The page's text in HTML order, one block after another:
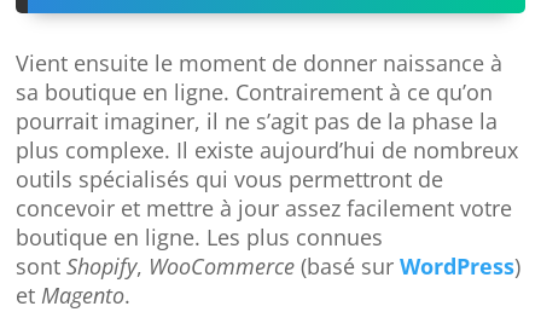
Vient ensuite le moment de donner naissance à
sa boutique en ligne. Contrairement à ce qu’on
pourrait imaginer, il ne s’agit pas de la phase la
plus complexe. Il existe aujourd’hui de nombreux
outils spécialisés qui vous permettront de
concevoir et mettre à jour assez facilement votre
boutique en ligne. Les plus connues
sontShopify, WooCommerce (basé surWordPress)
etMagento.